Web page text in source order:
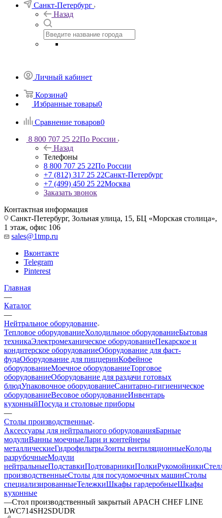
Санкт-Петербург
Назад
Личный кабинет
Корзина0
Избранные товары0
Сравнение товаров0
8 800 707 25 22По России
Назад
Телефоны
8 800 707 25 22По России
+7 (812) 317 25 22Санкт-Петербург
+7 (499) 450 25 22Москва
Заказать звонок
Контактная информация
Санкт-Петербург, Зольная улица, 15, БЦ «Морская столица»,
1 этаж, офис 106
sales@1tmp.ru
Вконтакте
Telegram
Pinterest
Главная
—
Каталог
—
Нейтральное оборудование
Тепловое оборудованиеХолодильное оборудованиеБытовая
техникаЭлектромеханическое оборудованиеПекарское и
кондитерское оборудованиеОборудование для фаст-
фудаОборудование для пиццерииКофейное
оборудованиеМоечное оборудованиеТорговое
оборудованиеОборудование для раздачи готовых
блюдУпаковочное оборудованиеСанитарно-гигиеническое
оборудованиеВесовое оборудованиеИнвентарь
кухонныйПосуда и столовые приборы
—
Столы производственные
Аксессуары для нейтрального оборудованияБарные
модулиВанны моечныеЛари и контейнеры
металлическиеГидрофильтрыЗонты вентиляционныеКолоды
разрубочныеМодули
нейтральныеПодставкиПодтоварникиПолкиРукомойники
производственныеСтолы для посудомоечных машинСтолы
специализированныеТележкиШкафы гардеробныеШкафы
кухонные
—Стол производственный закрытый APACH CHEF LINE
LWC714SH2SDUDR